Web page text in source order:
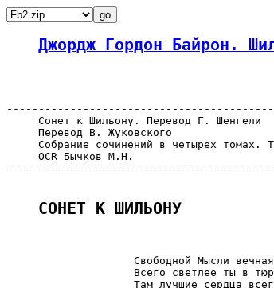
Джордж Гордон Байрон.
     Сонет к Шильону. Перевод Г. Шенгели
     Перевод В. Жуковского
Собрание сочинений в четырех томах.
     OCR Бычков М.Н.
СОНЕТ К ШИЛЬОНУ
Свободной Мысли
Всего светлее ты в
Там лучшие сердца